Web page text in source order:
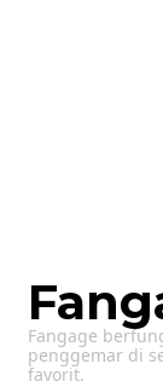
Fangage
penggemar di
favorit.